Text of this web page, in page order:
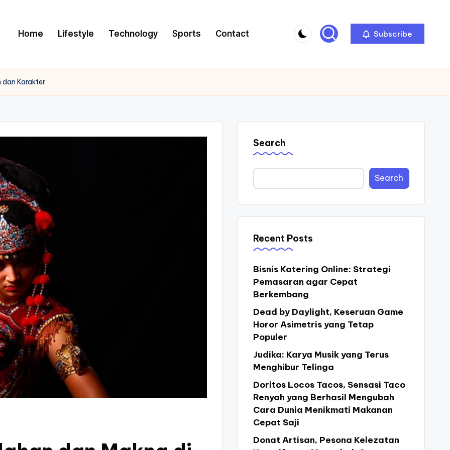
Home Lifestyle Technology Sports Contact Subscribe
dan Karakter
Search
Search
Recent Posts
Bisnis Katering Online: Strategi
Pemasaran agar Cepat
Berkembang
Dead by Daylight, Keseruan Game
Horor Asimetris yang Tetap
Populer
Judika: Karya Musik yang Terus
Menghibur Telinga
Doritos Locos Tacos, Sensasi Taco
Renyah yang Berhasil Mengubah
Cara Dunia Menikmati Makanan
Cepat Saji
Donat Artisan, Pesona Kelezatan